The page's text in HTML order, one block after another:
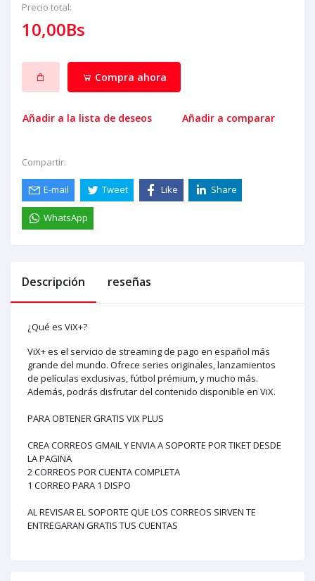
Precio total:
10,00Bs
Compra ahora
Añadir a la lista de deseos Añadir a comparar
Compartir:
E-mail Tweet Like Share
WhatsApp
Descripción reseñas
¿Qué es ViX+?
ViX+ es el servicio de streaming de pago en español más
grande del mundo. Ofrece series originales, lanzamientos
de películas exclusivas, fútbol prémium, y mucho más.
Además, podrás disfrutar del contenido disponible en ViX.
PARA OBTENER GRATIS VIX PLUS
CREA CORREOS GMAIL Y ENVIA A SOPORTE POR TIKET DESDE
LA PAGINA
2 CORREOS POR CUENTA COMPLETA
1 CORREO PARA 1 DISPO
AL REVISAR EL SOPORTE QUE LOS CORREOS SIRVEN TE
ENTREGARAN GRATIS TUS CUENTAS